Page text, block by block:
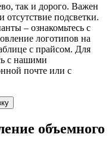
так и дорого. Важен
отсутствие подсветки.
– ознакомьтесь с
логотипов на
с прайсом. Для
с нашими
почте или с
объемного